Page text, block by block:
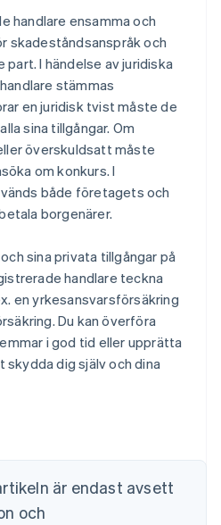
handlare ensamma och
skadeståndsanspråk och
I händelse av juridiska
stämmas
en juridisk tvist måste de
sina tillgångar. Om
överskuldsatt måste
om konkurs. I
både företagets och
borgenärer.
sina privata tillgångar på
handlare teckna
en yrkesansvarsförsäkring
Du kan överföra
i god tid eller upprätta
dig själv och dina
är endast avsett
och